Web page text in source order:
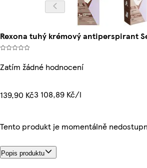
Rexona tuhý krémový antiperspirant
Zatím žádné hodnocení
139,90 Kč3 108,89 Kč/l
Tento produkt je momentálně
Popis produktu